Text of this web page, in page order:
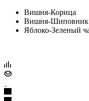
Вишня-Корица
Вишня-Шиповник
Яблоко-Зеленый